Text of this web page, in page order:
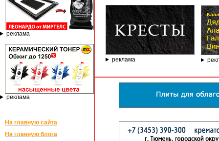
реклама
реклама
На главную сайта
На главную блога
реклама